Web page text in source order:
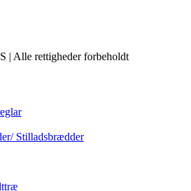
| Alle rettigheder forbeholdt
Stilladsbrædder